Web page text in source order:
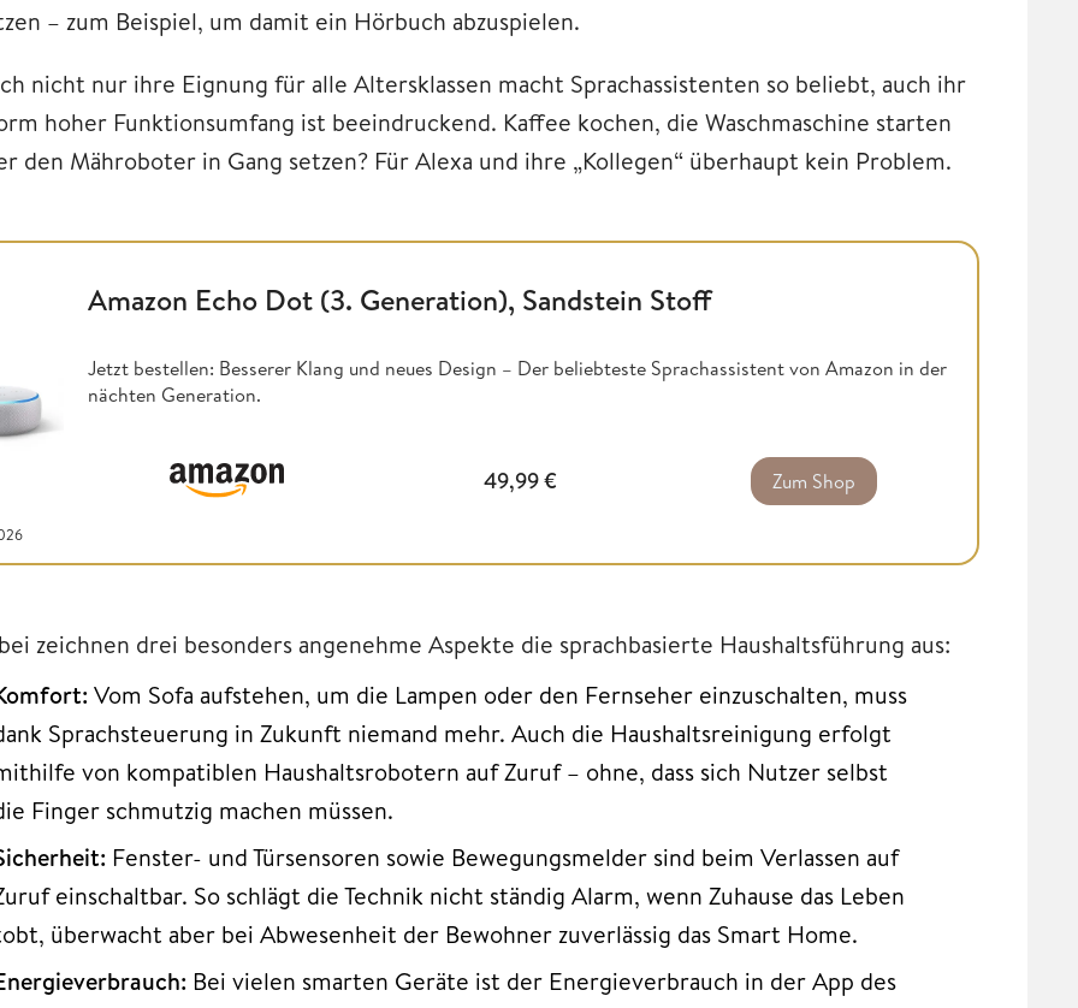
– zum Beispiel, um damit ein Hörbuch abzuspielen.
nicht nur ihre Eignung für alle Altersklassen macht Sprachassistenten so beliebt, auch ihr
hoher Funktionsumfang ist beeindruckend. Kaffee kochen, die Waschmaschine starten
den Mähroboter in Gang setzen? Für Alexa und ihre „Kollegen“ überhaupt kein Problem.
Amazon Echo Dot (3. Generation), Sandstein Stoff
Jetzt bestellen: Besserer Klang und neues Design – Der beliebteste Sprachassistent von Amazon in der
nächten Generation.
49,99€ Zum Shop
zeichnen drei besonders angenehme Aspekte die sprachbasierte Haushaltsführung aus:
Vom Sofa aufstehen, um die Lampen oder den Fernseher einzuschalten, muss
Sprachsteuerung in Zukunft niemand mehr. Auch die Haushaltsreinigung erfolgt
von kompatiblen Haushaltsrobotern auf Zuruf – ohne, dass sich Nutzer selbst
Finger schmutzig machen müssen.
Fenster- und Türsensoren sowie Bewegungsmelder sind beim Verlassen auf
einschaltbar. So schlägt die Technik nicht ständig Alarm, wenn Zuhause das Leben
überwacht aber bei Abwesenheit der Bewohner zuverlässig das Smart Home.
Bei vielen smarten Geräte ist der Energieverbrauch in der App des